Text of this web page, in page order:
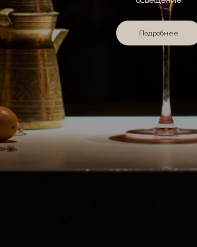
Подробнее